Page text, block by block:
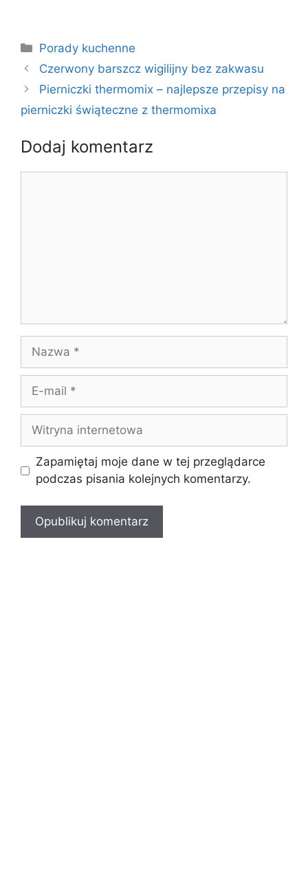
Kategorie
Porady kuchenne
Czerwony barszcz wigilijny bez zakwasu
Pierniczki thermomix – najlepsze przepisy na
pierniczki świąteczne z thermomixa
Dodaj komentarz
Nazwa
Witryna
internetowa
Zapamiętaj moje dane w tej przeglądarce
podczas pisania kolejnych komentarzy.